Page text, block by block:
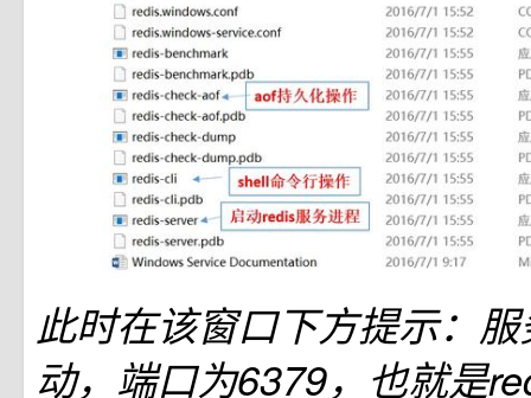
此时在该窗口下方提示：
动，端口为6379，也就是